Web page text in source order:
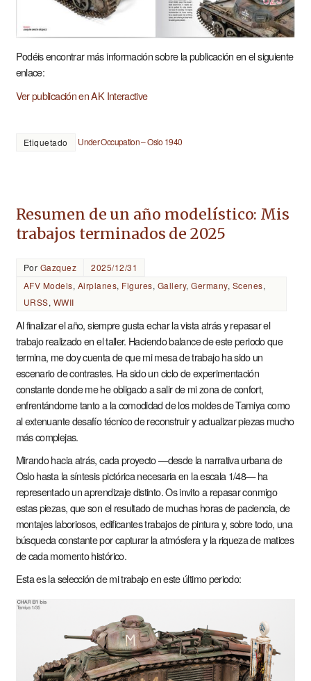
Podéis encontrar más información sobre la publicación en el siguiente
enlace:
Ver publicación en AK Interactive
Etiquetado Under Occupation – Oslo 1940
Resumen de un año modelístico: Mis
trabajos terminados de 2025
Por Gazquez
2025/12/31
AFV Models, Airplanes, Figures, Gallery,Germany, Scenes,
URSS, WWII
Al finalizar el año, siempre gusta echar la vista atrás y repasar el
trabajo realizado en el taller. Haciendo balance de este periodo que
termina, me doy cuenta de que mi mesa de trabajo ha sido un
escenario de contrastes. Ha sido un ciclo de experimentación
constante donde me he obligado a salir de mi zona de confort,
enfrentándome tanto a la comodidad de los moldes de Tamiya como
al extenuante desafío técnico de reconstruir y actualizar piezas mucho
más complejas.
Mirando hacia atrás, cada proyecto —desde la narrativa urbana de
Oslo hasta la síntesis pictórica necesaria en la escala 1/48— ha
representado un aprendizaje distinto. Os invito a repasar conmigo
estas piezas, que son el resultado de muchas horas de paciencia, de
montajes laboriosos, edificantes trabajos de pintura y, sobre todo, una
búsqueda constante por capturar la atmósfera y la riqueza de matices
de cada momento histórico.
Esta es la selección de mi trabajo en este último periodo: